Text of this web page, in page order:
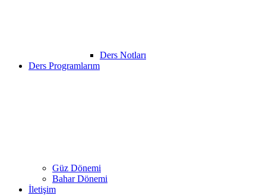
Ders Notları
Ders Programlarım
Güz Dönemi
Bahar Dönemi
İletişim